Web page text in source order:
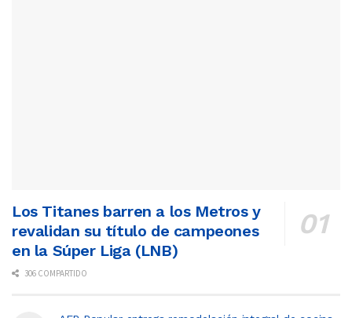
Los Titanes barren a los Metros y
revalidan su título de campeones
en la Súper Liga (LNB)
306 COMPARTIDO